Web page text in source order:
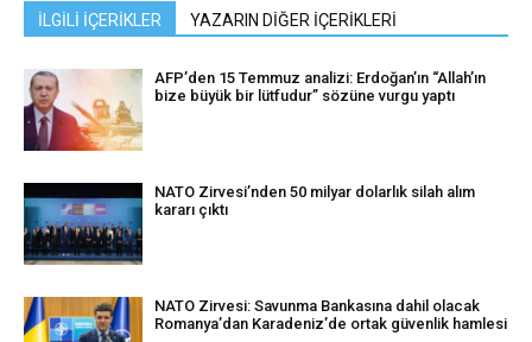
İLGİLİ İÇERİKLER YAZARIN DİĞER İÇERİKLERİ
AFP’den 15 Temmuz analizi: Erdoğan’ın “Allah’ın
bize büyük bir lütfudur” sözüne vurgu yaptı
NATO Zirvesi’nden 50 milyar dolarlık silah alım
kararı çıktı
NATO Zirvesi: Savunma Bankasına dahil olacak
Romanya’dan Karadeniz’de ortak güvenlik hamlesi